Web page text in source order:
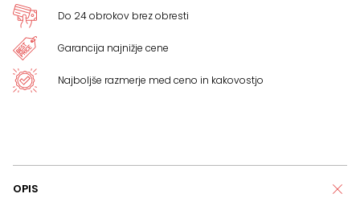
Do 24 obrokov brez obresti
Garancija najnižje cene
Najboljše razmerje med ceno in kakovostjo
OPIS